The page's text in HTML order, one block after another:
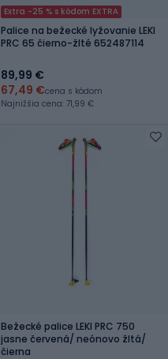
Extra -25 % s kódom EXTRA
Palice na bežecké lyžovanie LEKI
PRC 65 čierno-žlté 652487114
89,99 €
67,49 €cena s kódom
Najnižšia cena: 71,99 €
Bežecké palice LEKI PRC 750
jasne červená/ neónovo žltá/
čierna